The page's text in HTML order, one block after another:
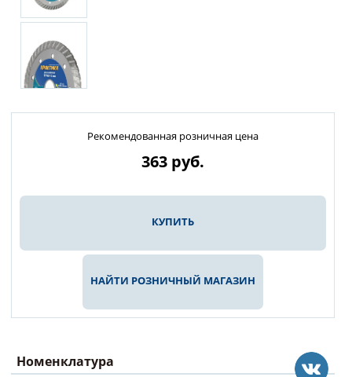
Рекомендованная розничная цена
363 руб.
КУПИТЬ
НАЙТИ РОЗНИЧНЫЙ МАГАЗИН
Номенклатура